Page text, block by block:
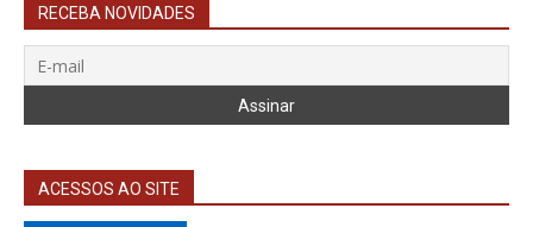
RECEBA NOVIDADES
ACESSOS AO SITE